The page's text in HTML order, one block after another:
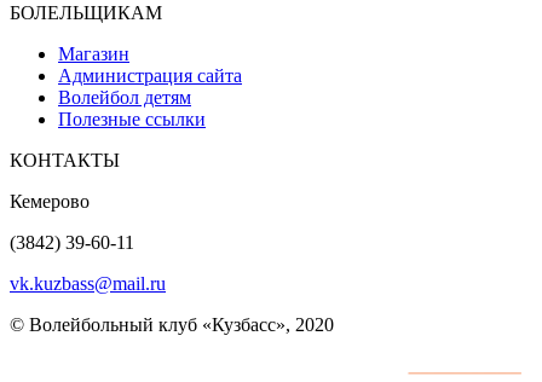
БОЛЕЛЬЩИКАМ
Магазин
Администрация сайта
Волейбол детям
Полезные ссылки
КОНТАКТЫ
Кемерово
(3842) 39-60-11
vk.kuzbass@mail.ru
© Волейбольный клуб «Кузбасс», 2020